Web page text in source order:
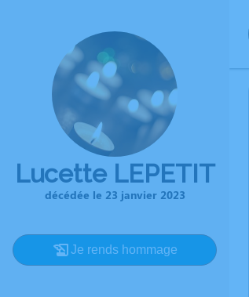
Lucette LEPETIT
décédée le 23 janvier 2023
Je rends hommage